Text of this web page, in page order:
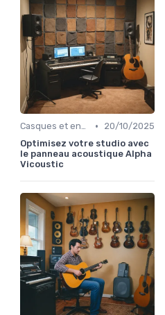
Casques et enceintes de monitoring •
20/10/2025
Optimisez votre studio avec
le panneau acoustique Alpha
Vicoustic